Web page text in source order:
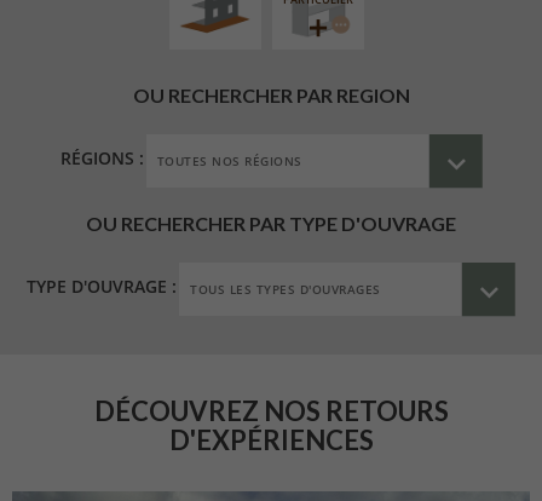
OU RECHERCHER PAR REGION
RÉGIONS :
OU RECHERCHER PAR TYPE D'OUVRAGE
TYPE D'OUVRAGE :
DÉCOUVREZ NOS RETOURS
D'EXPÉRIENCES